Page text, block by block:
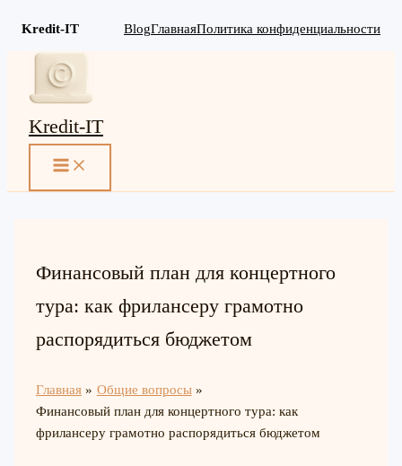
Kredit-IT BlogГлавнаяПолитика конфиденциальности
Перейти
содержимому
Kredit-IT
MAIN
Финансовый план для концертного
тура: как фрилансеру грамотно
распорядиться бюджетом
Главная
Общие вопросы
Финансовый план для концертного тура: как
фрилансеру грамотно распорядиться бюджетом